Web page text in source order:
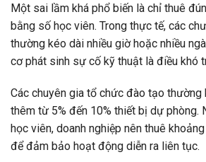
Một sai lầm khá phổ biến là chỉ thuê
bằng số học viên. Trong thực tế, các
thường kéo dài nhiều giờ hoặc nhiều
cơ phát sinh sự cố kỹ thuật là điều khó
Các chuyên gia tổ chức đào tạo thường
thêm từ 5% đến 10% thiết bị dự phòng.
học viên, doanh nghiệp nên thuê
để đảm bảo hoạt động diễn ra liên tục.